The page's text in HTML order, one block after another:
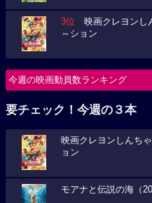
3位 映画クレヨンし
～ション
今週の映画動員数ランキング
要チェック！今週の３本
映画クレヨンしんち
ョン
モアナと伝説の海（